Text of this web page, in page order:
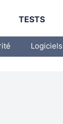
TESTS